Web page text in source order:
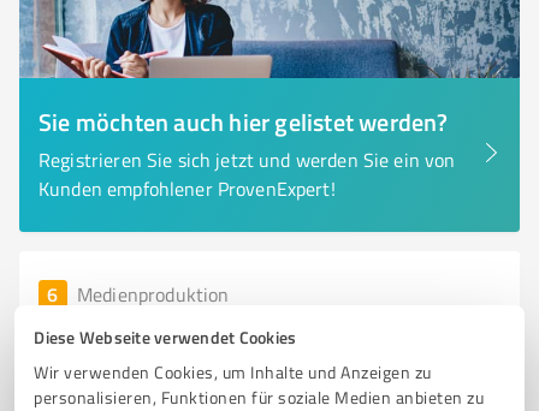
Diese Webseite verwendet Cookies
Wir verwenden Cookies, um Inhalte und Anzeigen zu
personalisieren, Funktionen für soziale Medien anbieten zu
Sie möchten auch hier gelistet werden?
Registrieren Sie sich jetzt und werden Sie ein von
Kunden empfohlener ProvenExpert!
6 Medienproduktion
zu Klampen Verlag
Vielfältige Publikationen und kritische Literatur im zu
Klampen Verlag